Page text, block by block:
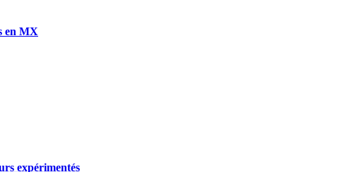
en MX
expérimentés